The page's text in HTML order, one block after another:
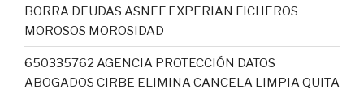
BORRA DEUDAS ASNEF EXPERIAN FICHEROS
MOROSOS MOROSIDAD
650335762 AGENCIA PROTECCIÓN DATOS
ABOGADOS CIRBE ELIMINA CANCELA LIMPIA QUITA